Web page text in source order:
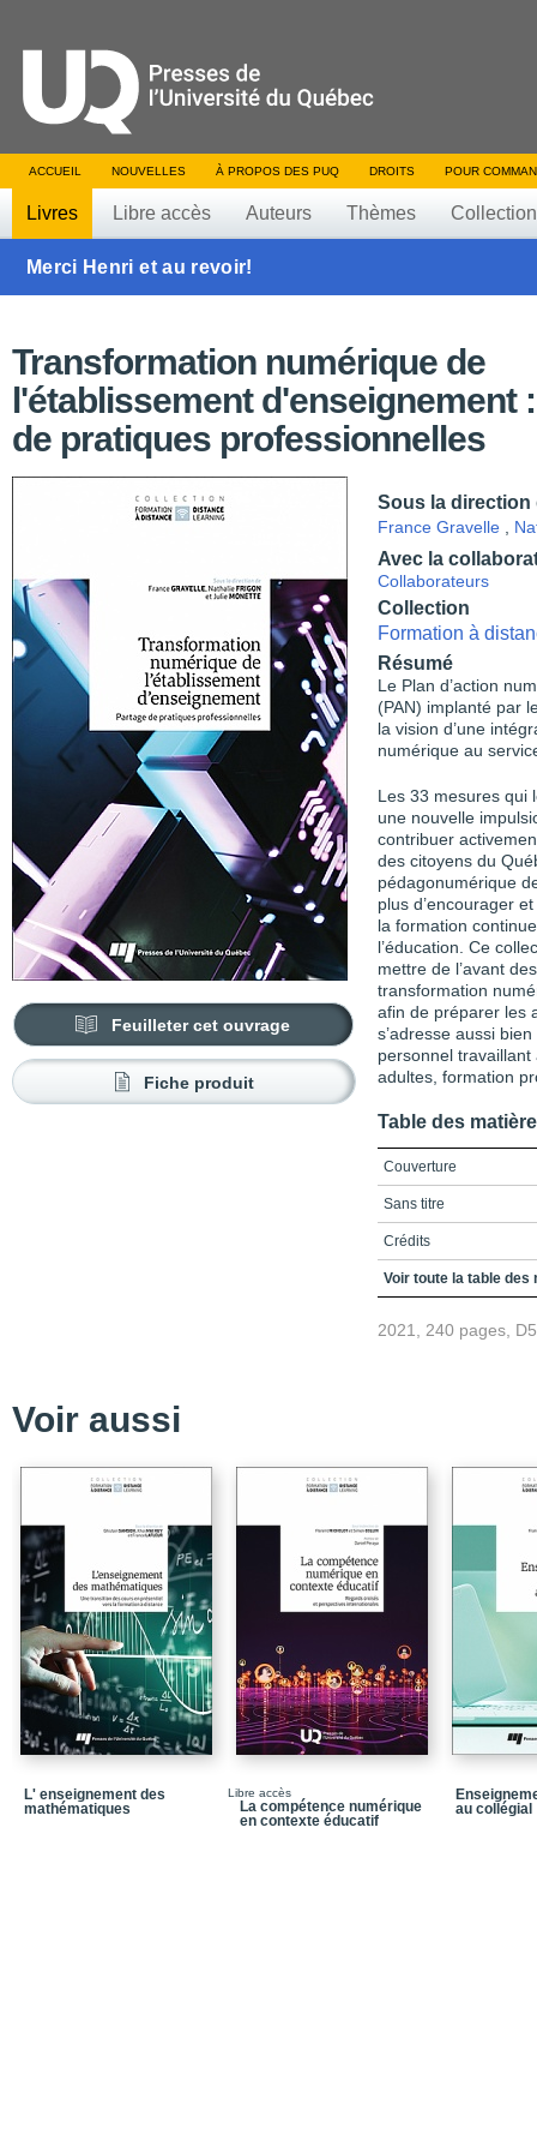
ACCUEIL NOUVELLES À PROPOS DES PUQ DROITS POUR
Livres Libre accès Auteurs Thèmes
Merci Henri et au revoir!
Transformation numérique de
l'établissement d'enseignement
de pratiques professionnelles
Feuilleter cet ouvrage
Fiche produit
Sous la direction
France Gravelle
Avec la
Collaborateurs
Collection
Formation à
Résumé
Le Plan d’action
(PAN) implanté par
la vision d’une
numérique au
Les 33 mesures qui
une nouvelle
contribuer
des citoyens du
pédagonumérique
plus d’encourager
la formation
l’éducation. Ce
mettre de l’avant
transformation
afin de préparer les
s’adresse aussi
personnel
adultes, formation
Table des
Couverture
Sans titre
Crédits
Remerciements
Bibliographie
du numérique dans
Chapitre 2 –
leadership partagé
PARTIE B –
interordre
Chapitre 3 –
méthode du portrait :
développement
Chapitre 4 – La classe
Voir toute la table des
2021, 240 pages,
Voir aussi
L' enseignement des
mathématiques
Libre accès
La compétence numérique
en contexte éducatif
au collégial